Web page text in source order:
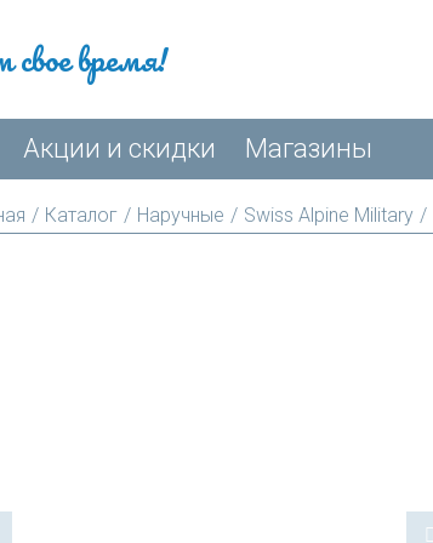
свое время!
Акции и скидки Магазины
/ Каталог / Наручные / Swiss Alpine Military /